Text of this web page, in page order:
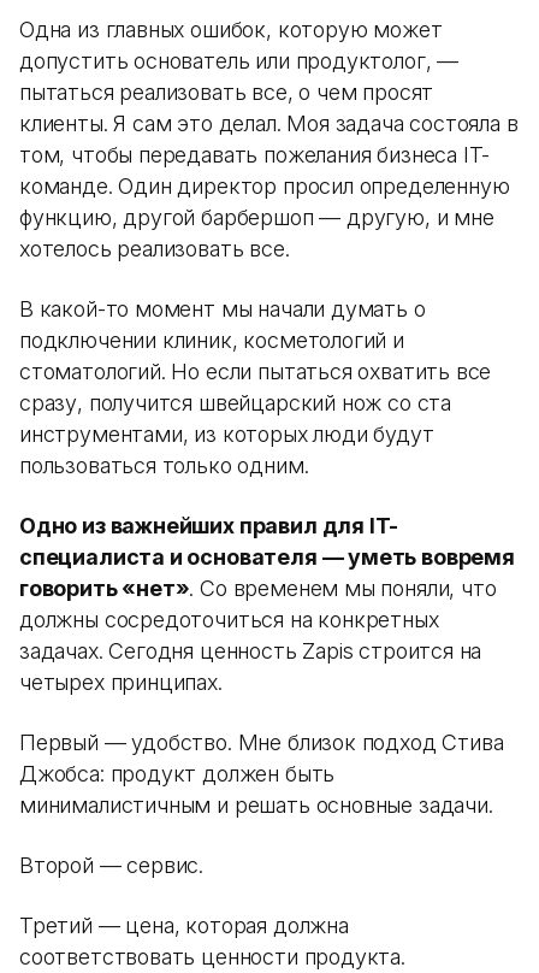
Одна из главных ошибок, которую может
допустить основатель или продуктолог, —
пытаться реализовать все, о чем просят
клиенты. Я сам это делал. Моя задача состояла в
том, чтобы передавать пожелания бизнеса IT-
команде. Один директор просил определенную
функцию, другой барбершоп — другую, и мне
хотелось реализовать все.
В какой-то момент мы начали думать о
подключении клиник, косметологий и
стоматологий. Но если пытаться охватить все
сразу, получится швейцарский нож со ста
инструментами, из которых люди будут
пользоваться только одним.
Одно из важнейших правил для IT-
специалиста и основателя — уметь вовремя
говорить «нет». Со временем мы поняли, что
должны сосредоточиться на конкретных
задачах. Сегодня ценность Zapis строится на
четырех принципах.
Первый — удобство. Мне близок подход Стива
Джобса: продукт должен быть
минималистичным и решать основные задачи.
Второй — сервис.
Третий — цена, которая должна
соответствовать ценности продукта.